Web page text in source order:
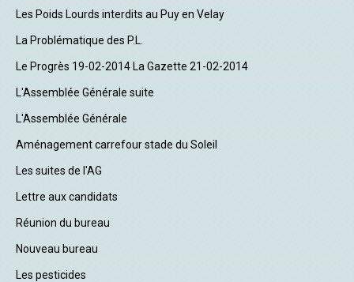
Les Poids Lourds interdits au Puy en Velay
La Problématique des P.L.
Le Progrès 19-02-2014 La Gazette 21-02-2014
L'Assemblée Générale suite
L'Assemblée Générale
Aménagement carrefour stade du Soleil
Les suites de l'AG
Lettre aux candidats
Réunion du bureau
Nouveau bureau
Les pesticides